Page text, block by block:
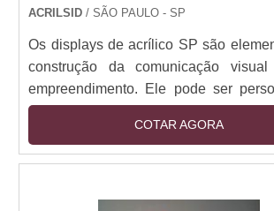
ACRILSID / SÃO PAULO - SP
Os displays de acrílico SP são
construção da comunicação
empreendimento. Ele pode ser
de acordo com a finalidade que
com diversas opções de cores e
logo ou qualquer outro tipo de arte
impressão a laser. Esse produto
COTAR AGORA